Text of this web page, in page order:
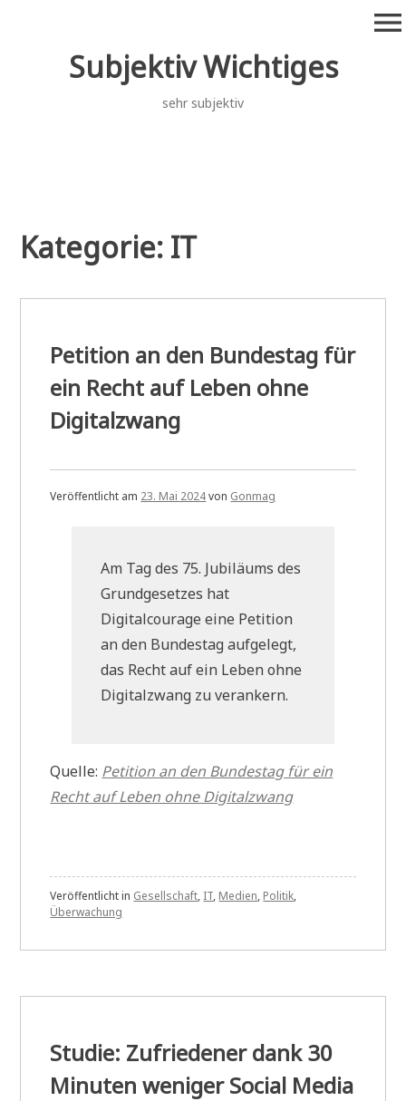
Subjektiv Wichtiges
sehr subjektiv
menu
Kategorie: IT
Petition an den Bundestag für
ein Recht auf Leben ohne
Digitalzwang
Veröffentlicht am 23. Mai 2024von Gonmag
Am Tag des 75. Jubiläums des
Grundgesetzes hat
Digitalcourage eine Petition
an den Bundestag aufgelegt,
das Recht auf ein Leben ohne
Digitalzwang zu verankern.
Quelle: Petition an den Bundestag für ein
Recht auf Leben ohne Digitalzwang
Veröffentlicht in Gesellschaft, IT, Medien, Politik,
Überwachung
Studie: Zufriedener dank 30
Minuten weniger Social Media